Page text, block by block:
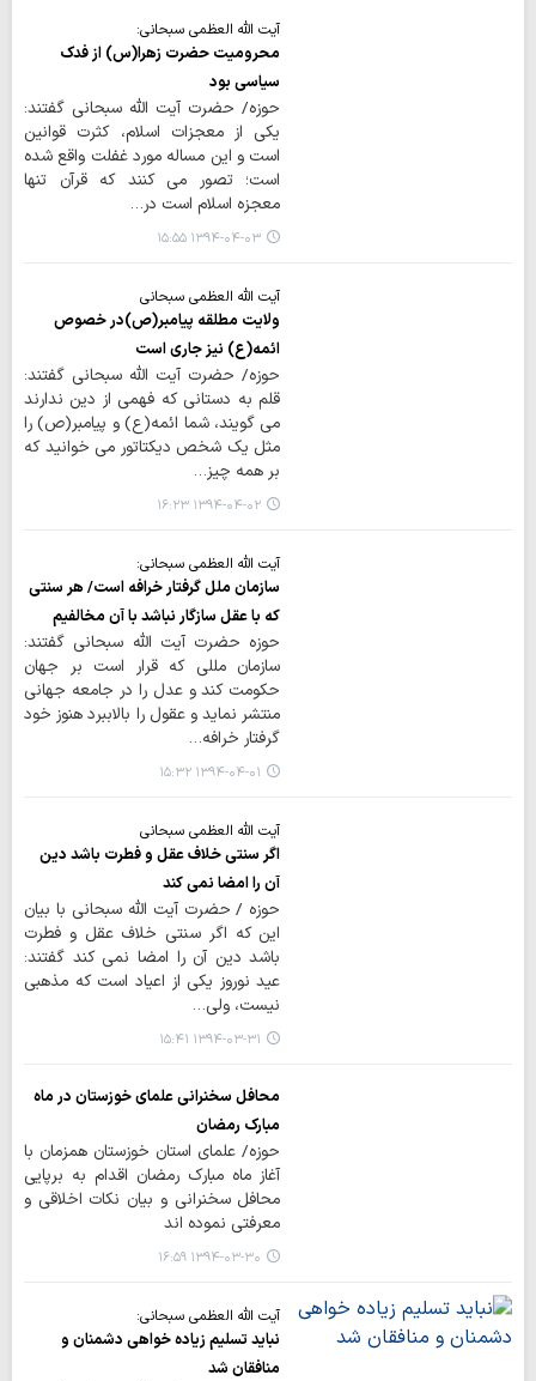
آیت الله العظمی سبحانی:
محرومیت حضرت زهرا(س) از فدک
سیاسی بود
حوزه/ حضرت آیت الله سبحانی گفتند:
یکی از معجزات اسلام، کثرت قوانین
است و این مساله مورد غفلت واقع شده
است؛ تصور می کنند که قرآن تنها
معجزه اسلام است در…
۱۳۹۴-۰۴-۰۳ ۱۵:۵۵
آیت الله العظمی سبحانی
ولایت مطلقه پیامبر(ص)در خصوص
ائمه(ع) نیز جاری است
حوزه/ حضرت آیت الله سبحانی گفتند:
قلم به دستانی که فهمی از دین ندارند
می گویند، شما ائمه(ع) و پیامبر(ص) را
مثل یک شخص دیکتاتور می خوانید که
بر همه چیز…
۱۳۹۴-۰۴-۰۲ ۱۶:۲۳
آیت الله العظمی سبحانی:
سازمان ملل گرفتار خرافه است/ هر سنتی
که با عقل سازگار نباشد با آن مخالفیم
حوزه حضرت آیت الله سبحانی گفتند:
سازمان مللی که قرار است بر جهان
حکومت کند و عدل را در جامعه جهانی
منتشر نماید و عقول را بالاببرد هنوز خود
گرفتار خرافه…
۱۳۹۴-۰۴-۰۱ ۱۵:۳۲
آیت الله العظمی سبحانی
اگر سنتی خلاف عقل و فطرت باشد دین
آن را امضا نمی کند
حوزه / حضرت آیت الله سبحانی با بیان
این که اگر سنتی خلاف عقل و فطرت
باشد دین آن را امضا نمی کند گفتند:
عید نوروز یکی از اعیاد است که مذهبی
نیست، ولی…
۱۳۹۴-۰۳-۳۱ ۱۵:۴۱
محافل سخنرانی علمای خوزستان در ماه
مبارک رمضان
حوزه/ علمای استان خوزستان همزمان با
آغاز ماه مبارک رمضان اقدام به برپایی
محافل سخنرانی و بیان نکات اخلاقی و
معرفتی نموده اند
۱۳۹۴-۰۳-۳۰ ۱۶:۵۹
آیت الله العظمی سبحانی:
نباید تسلیم زیاده خواهی دشمنان و
منافقان شد